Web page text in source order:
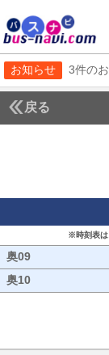
お知らせ 3件の
戻る
※時刻表は
奥09
奥10